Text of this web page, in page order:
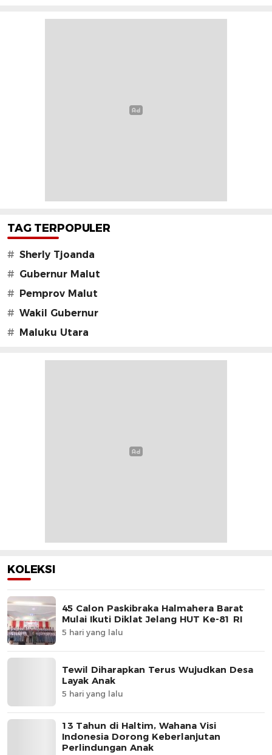
TAG TERPOPULER
# Sherly Tjoanda
# Gubernur Malut
# Pemprov Malut
# Wakil Gubernur
# Maluku Utara
KOLEKSI
45 Calon Paskibraka Halmahera Barat
Mulai Ikuti Diklat Jelang HUT Ke-81 RI
5 hari yang lalu
Tewil Diharapkan Terus Wujudkan Desa
Layak Anak
5 hari yang lalu
13 Tahun di Haltim, Wahana Visi
Indonesia Dorong Keberlanjutan
Perlindungan Anak